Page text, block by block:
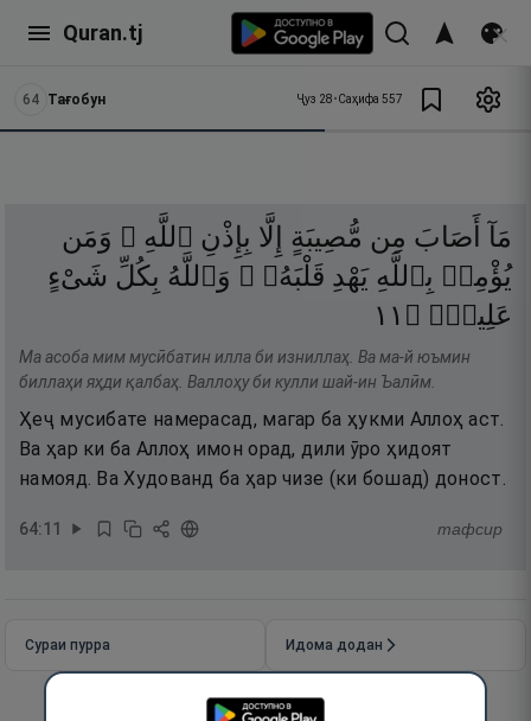
Quran.tj
64 Тағобун Ҷуз 28•Саҳифа 557
مَآ أَصَابَ مِن مُّصِيبَةٍ إِلَّا بِإِذْنِ ٱللَّهِ ۗ وَمَن
يُؤْمِنۢ بِٱللَّهِ يَهْدِ قَلْبَهُۥ ۚ وَٱللَّهُ بِكُلِّ شَىْءٍ
عَلِيمٌۭ ۝ ١١
Ма асоба мим мусӣбатин илла би изниллаҳ. Ва ма-й юъмин
биллаҳи яҳди қалбаҳ. Валлоҳу би кулли шай-ин Ъалӣм.
Ҳеҷ мусибате намерасад, магар ба ҳукми Аллоҳ аст.
Ва ҳар ки ба Аллоҳ имон орад, дили ӯро ҳидоят
намояд. Ва Худованд ба ҳар чизе (ки бошад) доност.
64:11 тафсир
Сураи пурра Идома додан